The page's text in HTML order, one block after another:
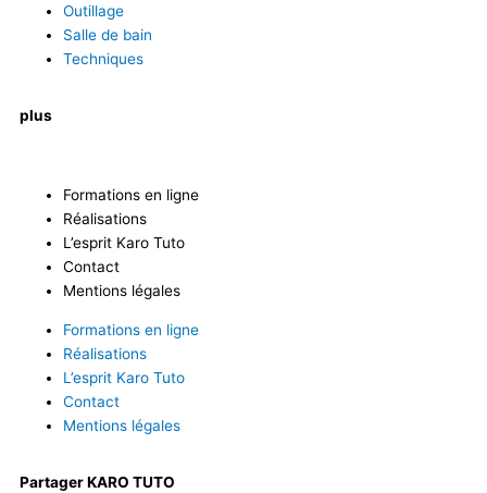
Outillage
Salle de bain
Techniques
plus
Formations en ligne
Réalisations
L’esprit Karo Tuto
Contact
Mentions légales
Formations en ligne
Réalisations
L’esprit Karo Tuto
Contact
Mentions légales
Partager KARO TUTO